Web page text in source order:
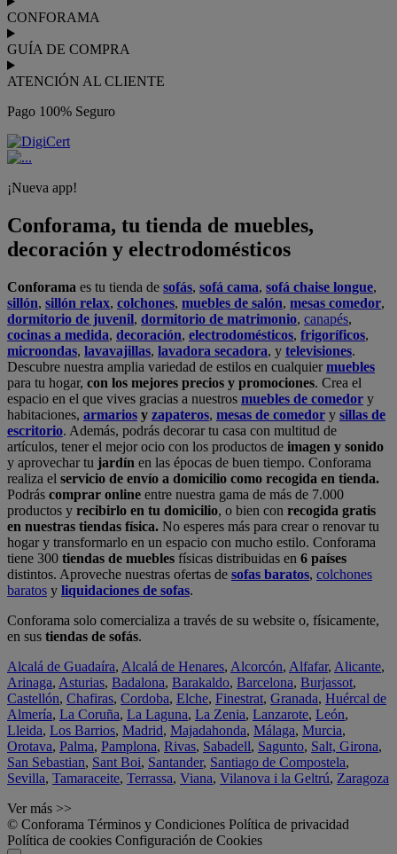
CONFORAMA
GUÍA DE COMPRA
ATENCIÓN AL CLIENTE
Pago 100% Seguro
¡Nueva app!
Conforama, tu tienda de muebles,
decoración y electrodomésticos
Conforama es tu tienda de sofás, sofá cama, sofá chaise longue,
sillón, sillón relax, colchones, muebles de salón, mesas comedor,
dormitorio de juvenil, dormitorio de matrimonio, canapés,
cocinas a medida, decoración, electrodomésticos, frigoríficos,
microondas, lavavajillas, lavadora secadora, y televisiones.
Descubre nuestra amplia variedad de estilos en cualquiermuebles
para tu hogar, con los mejores precios y promociones. Crea el
espacio en el que vives gracias a nuestros muebles de comedor y
habitaciones, armarios y zapateros, mesas de comedor y sillas de
escritorio. Además, podrás decorar tu casa con multitud de
artículos, tener el mejor ocio con los productos de imagen y sonido
y aprovechar tu jardín en las épocas de buen tiempo. Conforama
realiza el servicio de envío a domicilio como recogida en tienda.
Podrás comprar online entre nuestra gama de más de 7.000
productos y recibirlo en tu domicilio, o bien con recogida gratis
en nuestras tiendas física. No esperes más para crear o renovar tu
hogar y transformarlo en un espacio con mucho estilo. Conforama
tiene 300 tiendas de muebles físicas distribuidas en 6 países
distintos. Aproveche nuestras ofertas de sofas baratos, colchones
baratos y liquidaciones de sofas.
Conforama solo comercializa a través de su website o, físicamente,
en sus tiendas de sofás.
Alcalá de Guadaíra, Alcalá de Henares, Alcorcón, Alfafar, Alicante,
Arinaga, Asturias, Badalona, Barakaldo, Barcelona, Burjassot,
Castellón, Chafiras, Cordoba, Elche, Finestrat, Granada, Huércal de
Almería, La Coruña, La Laguna, La Zenia, Lanzarote, León,
Lleida, Los Barrios, Madrid, Majadahonda, Málaga, Murcia,
Orotava, Palma, Pamplona, Rivas, Sabadell, Sagunto, Salt, Girona,
San Sebastian, Sant Boi, Santander, Santiago de Compostela,
Sevilla, Tamaraceite, Terrassa, Viana, Vilanova i la Geltrú, Zaragoza
Ver más >>
© Conforama Términos y Condiciones Política de privacidad
Política de cookies Configuración de Cookies